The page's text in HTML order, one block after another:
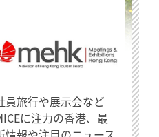
員旅行や展示会など
に注力の香港、最